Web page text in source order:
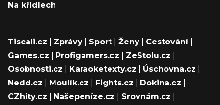
Na křídlech
Tiscali.cz Zprávy Sport Ženy Cestování|
Games.cz
Profigamers.cz ZeStolu.cz
Osobnosti.cz
Karaoketexty.cz Úschovna.cz
Nedd.cz
Moulík.cz Fights.cz Dokina.cz
CZhity.cz
Našepeníze.cz Srovnám.cz